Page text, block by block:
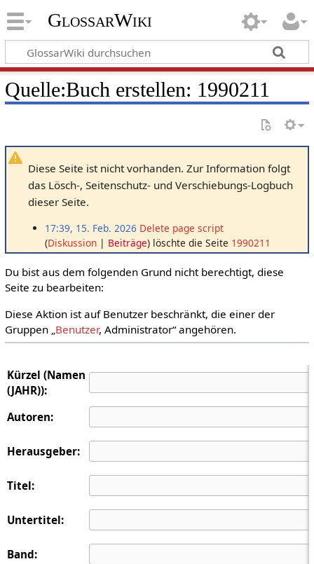
GlossarWiki
Quelle:Buch erstellen: 1990211
Diese Seite ist nicht vorhanden. Zur Information folgt
das Lösch-, Seitenschutz- und Verschiebungs-Logbuch
dieser Seite.
17:39, 15. Feb. 2026 Delete page script
Diskussion
Beiträge löschte die Seite 1990211
Du bist aus dem folgenden Grund nicht berechtigt, diese
Seite zu bearbeiten:
Diese Aktion ist auf Benutzer beschränkt, die einer der
Gruppen „ Benutzer, Administrator“ angehören.
Kürzel (Namen
(JAHR)):
Autoren:
Herausgeber:
Titel:
Untertitel:
Band: